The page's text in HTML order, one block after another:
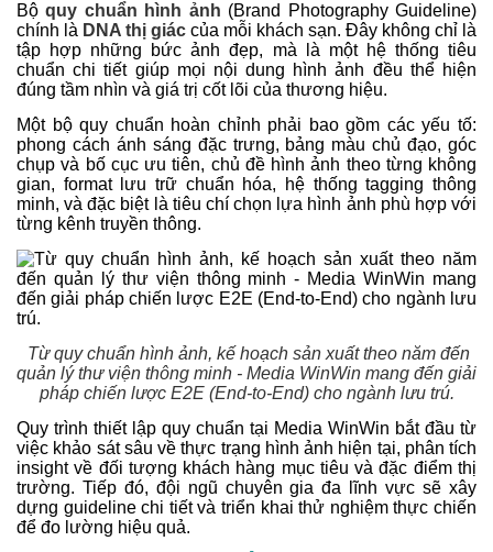
Bộquy chuẩn hình ảnh (Brand Photography Guideline)
chính là DNA thị giác của mỗi khách sạn. Đây không chỉ là
tập hợp những bức ảnh đẹp, mà là một hệ thống tiêu
chuẩn chi tiết giúp mọi nội dung hình ảnh đều thể hiện
đúng tầm nhìn và giá trị cốt lõi của thương hiệu.
Một bộ quy chuẩn hoàn chỉnh phải bao gồm các yếu tố:
phong cách ánh sáng đặc trưng, bảng màu chủ đạo, góc
chụp và bố cục ưu tiên, chủ đề hình ảnh theo từng không
gian, format lưu trữ chuẩn hóa, hệ thống tagging thông
minh, và đặc biệt là tiêu chí chọn lựa hình ảnh phù hợp với
từng kênh truyền thông.
Từ quy chuẩn hình ảnh, kế hoạch sản xuất theo năm đến
quản lý thư viện thông minh - Media WinWin mang đến giải
pháp chiến lược E2E (End-to-End) cho ngành lưu trú.
Quy trình thiết lập quy chuẩn tại Media WinWin bắt đầu từ
việc khảo sát sâu về thực trạng hình ảnh hiện tại, phân tích
insight về đối tượng khách hàng mục tiêu và đặc điểm thị
trường. Tiếp đó, đội ngũ chuyên gia đa lĩnh vực sẽ xây
dựng guideline chi tiết và triển khai thử nghiệm thực chiến
để đo lường hiệu quả.